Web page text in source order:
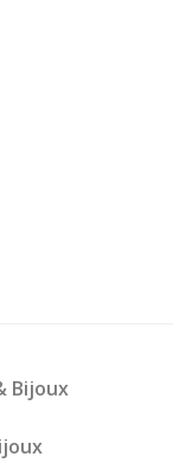
Bijoux